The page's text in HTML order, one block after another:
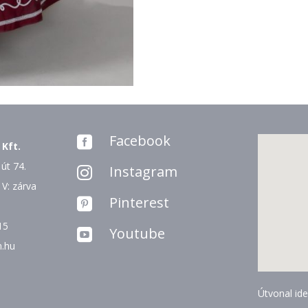
Kft.
74.
zárva
 Facebook
 Instagram
 Pinterest
 Youtube
Útvonal